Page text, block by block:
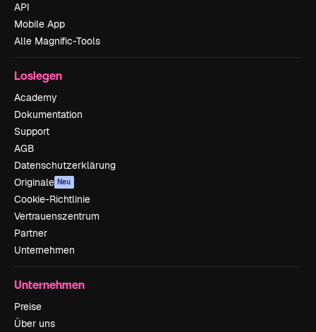
API
Mobile App
Alle Magnific-Tools
Loslegen
Academy
Dokumentation
Support
AGB
Datenschutzerklärung
Originale Neu
Cookie-Richtlinie
Vertrauenszentrum
Partner
Unternehmen
Unternehmen
Preise
Über uns